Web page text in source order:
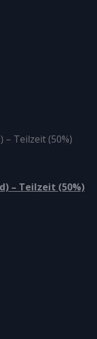
– Teilzeit (50%)